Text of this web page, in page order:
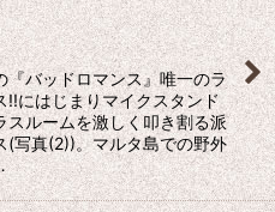
『バッドロマンス』唯一のラ
!!にはじまりマイクスタンド
スルームを激しく叩き割る派
(写真(2))。マルタ島での野外